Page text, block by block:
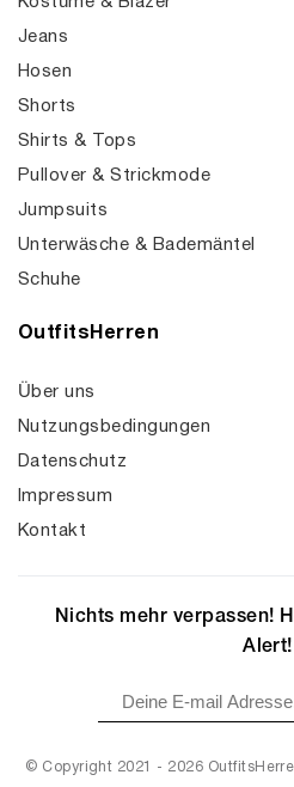
Jeans
Hosen
Shorts
Shirts & Tops
Pullover & Strickmode
Jumpsuits
Unterwäsche & Bademäntel
Schuhe
OutfitsHerren
Über uns
Nutzungsbedingungen
Datenschutz
Impressum
Kontakt
© Copyright 2021 - 2026
Nichts mehr verpassen!
Alert!